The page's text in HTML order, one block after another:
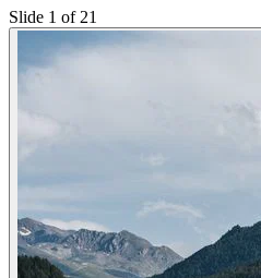
Slide 1 of 21